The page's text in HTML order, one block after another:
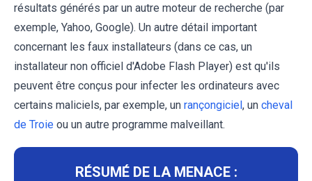
résultats générés par un autre moteur de recherche (par
exemple, Yahoo, Google). Un autre détail important
concernant les faux installateurs (dans ce cas, un
installateur non officiel d'Adobe Flash Player) est qu'ils
peuvent être conçus pour infecter les ordinateurs avec
certains maliciels, par exemple, un rançongiciel, un cheval
de Troie ou un autre programme malveillant.
RÉSUMÉ DE LA MENACE :